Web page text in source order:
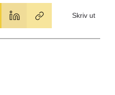
Skriv ut